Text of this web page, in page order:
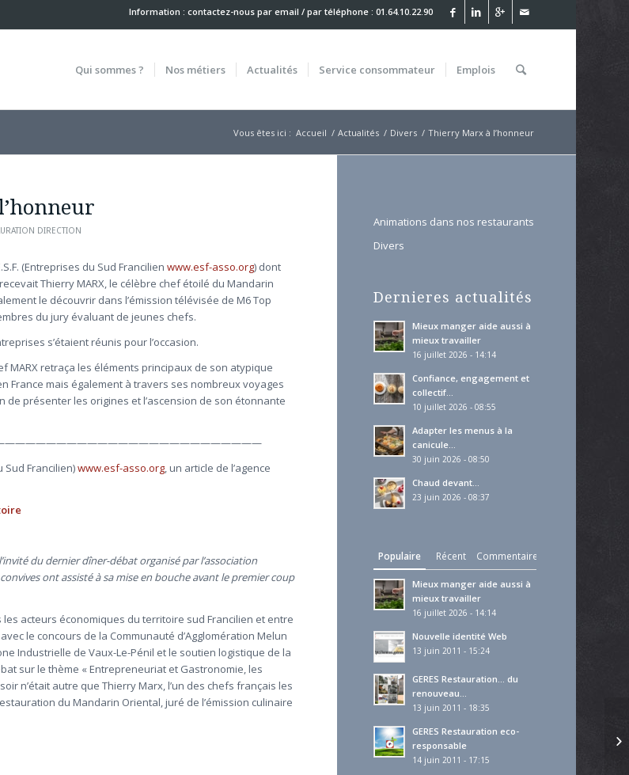
Information : contactez-nous par email / par téléphone : 01.64.10.22.90
Qui sommes ? Nos métiers Actualités Service consommateur Emplois
Vous êtes ici : Accueil / Actualités / Divers / Thierry Marx à l’honneur
DIRECTION
(Entreprises du Sud Francilienwww.esf-asso.org) dont
Thierry MARX, le célèbre chef étoilé du Mandarin
le découvrir dans l’émission télévisée de M6 Top
du jury évaluant de jeunes chefs.
s’étaient réunis pour l’occasion.
MARX retraça les éléments principaux de son atypique
France mais également à travers ses nombreux voyages
de présenter les origines et l’ascension de son étonnante
Sud Francilien)www.esf-asso.org, un article de l’agence
du dernier dîner-débat organisé par l’association
ont assisté à sa mise en bouche avant le premier coup
acteurs économiques du territoire sud Francilien et entre
le concours de la Communauté d’Agglomération Melun
Industrielle de Vaux-Le-Pénil et le soutien logistique de la
sur le thème « Entrepreneuriat et Gastronomie, les
n’était autre que Thierry Marx, l’un des chefs français les
du Mandarin Oriental, juré de l’émission culinaire
Animations dans nos restaurants
Divers
Dernieres actualités
Mieux manger aide aussi à
mieux travailler
16 juillet 2026 - 14:14
Confiance, engagement et
collectif…
10 juillet 2026 - 08:55
Adapter les menus à la
canicule…
30 juin 2026 - 08:50
Chaud devant…
23 juin 2026 - 08:37
Populaire Récent Commentaires
Mieux manger aide aussi à
mieux travailler
16 juillet 2026 - 14:14
Nouvelle identité Web
13 juin 2011 - 15:24
GERES Restauration… du
renouveau…
13 juin 2011 - 18:35
GERES Restauration eco-
responsable
14 juin 2011 - 17:15